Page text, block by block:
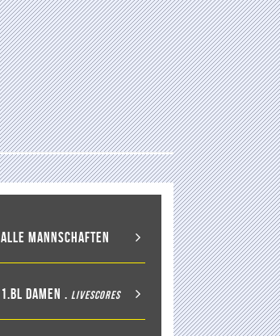
Alle Mannschaften
1.BL Damen . LiveScores